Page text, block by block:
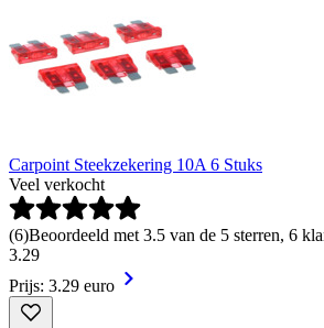
Carpoint Steekzekering 10A 6 Stuks
Veel verkocht
(6)Beoordeeld met 3.5 van de 5 sterren, 6
3.29
Prijs: 3.29 euro